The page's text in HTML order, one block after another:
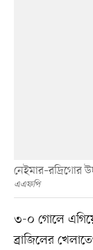
নেইমার–রদ্রিগোর
এএফপি
৩-০ গোলে
ব্রাজিলের